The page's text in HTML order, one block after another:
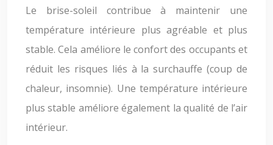
Le brise-soleil contribue à maintenir une
température intérieure plus agréable et plus
stable. Cela améliore le confort des occupants et
réduit les risques liés à la surchauffe (coup de
chaleur, insomnie). Une température intérieure
plus stable améliore également la qualité de l’air
intérieur.